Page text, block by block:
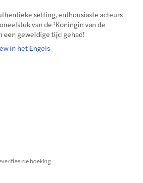
setting, enthousiaste acteurs
van de ‘Koningin van de
een geweldige tijd gehad!
in het Engels
boeking